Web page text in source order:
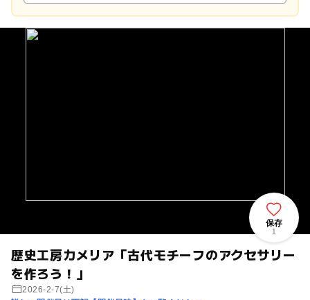
歴史工房カメリア「古代モチーフのアクセサリー
を作ろう！」
2026-2-7(土)
保存
1